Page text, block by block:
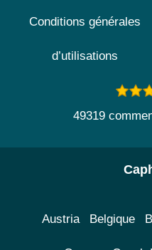
Conditions générales
d’utilisations
49319
Austria Belgique